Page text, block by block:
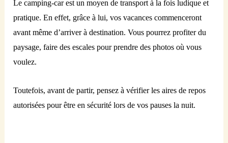
Le camping-car est un moyen de transport à la fois ludique et
pratique. En effet, grâce à lui, vos vacances commenceront
avant même d’arriver à destination. Vous pourrez profiter du
paysage, faire des escales pour prendre des photos où vous
voulez.
Toutefois, avant de partir, pensez à vérifier les aires de repos
autorisées pour être en sécurité lors de vos pauses la nuit.